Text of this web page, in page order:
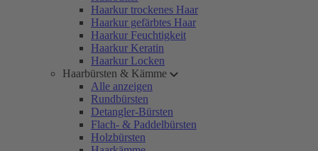
Haarkur trockenes Haar
Haarkur gefärbtes Haar
Haarkur Feuchtigkeit
Haarkur Keratin
Haarkur Locken
Haarbürsten & Kämme
Alle anzeigen
Rundbürsten
Detangler-Bürsten
Flach- & Paddelbürsten
Holzbürsten